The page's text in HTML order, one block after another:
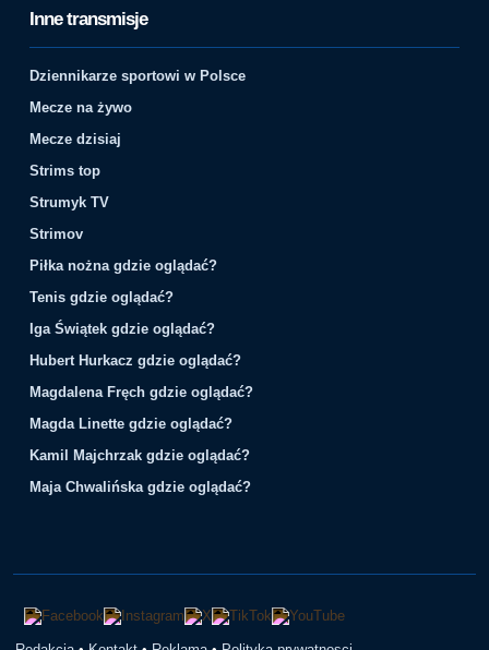
Inne transmisje
Dziennikarze sportowi w Polsce
Mecze na żywo
Mecze dzisiaj
Strims top
Strumyk TV
Strimov
Piłka nożna gdzie oglądać?
Tenis gdzie oglądać?
Iga Świątek gdzie oglądać?
Hubert Hurkacz gdzie oglądać?
Magdalena Fręch gdzie oglądać?
Magda Linette gdzie oglądać?
Kamil Majchrzak gdzie oglądać?
Maja Chwalińska gdzie oglądać?